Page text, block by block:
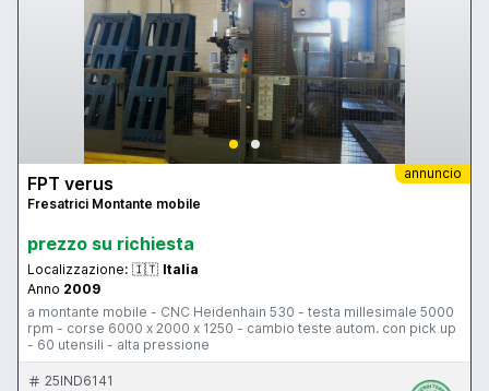
annuncio
FPT verus
Fresatrici Montante mobile
prezzo su richiesta
Localizzazione: 🇮🇹 Italia
Anno 2009
a montante mobile - CNC Heidenhain 530 - testa millesimale 5000
rpm - corse 6000 x 2000 x 1250 - cambio teste autom. con pick up
- 60 utensili - alta pressione
25IND6141